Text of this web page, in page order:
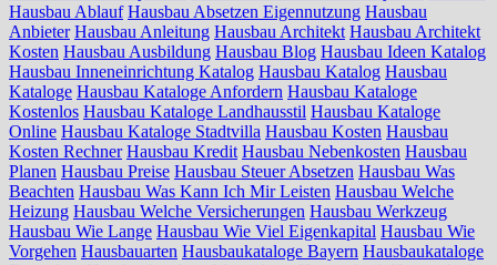
Hausbau Ablauf Hausbau Absetzen Eigennutzung Hausbau
Anbieter Hausbau Anleitung Hausbau Architekt Hausbau Architekt
Kosten Hausbau Ausbildung Hausbau Blog Hausbau Ideen Katalog
Hausbau Inneneinrichtung Katalog Hausbau Katalog Hausbau
Kataloge Hausbau Kataloge Anfordern Hausbau Kataloge
Kostenlos Hausbau Kataloge Landhausstil Hausbau Kataloge
Online Hausbau Kataloge Stadtvilla Hausbau Kosten Hausbau
Kosten Rechner Hausbau Kredit Hausbau Nebenkosten Hausbau
Planen Hausbau Preise Hausbau Steuer Absetzen Hausbau Was
Beachten Hausbau Was Kann Ich Mir Leisten Hausbau Welche
Heizung Hausbau Welche Versicherungen Hausbau Werkzeug
Hausbau Wie Lange Hausbau Wie Viel Eigenkapital Hausbau Wie
Vorgehen Hausbauarten Hausbaukataloge Bayern Hausbaukataloge